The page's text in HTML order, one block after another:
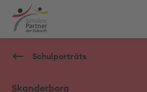
Schulporträts
Skanderborg